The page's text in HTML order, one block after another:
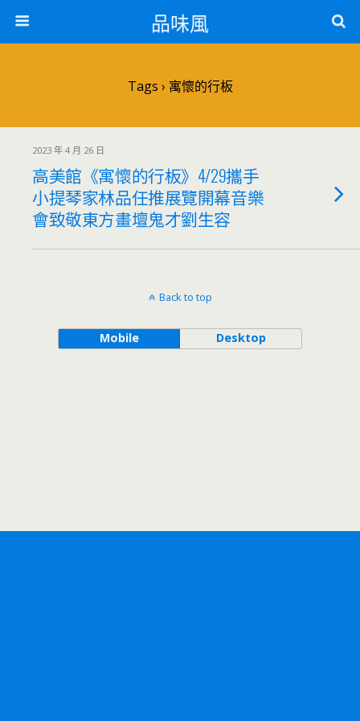
品味風
Tags › 寓懷的行板
2023 年 4 月 26 日
高美館《寓懷的行板》4/29攜手
小提琴家林品任推展覽開幕音樂
會致敬東方畫壇鬼才劉生容
Back to top
Mobile Desktop